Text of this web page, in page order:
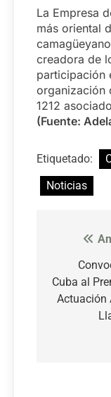
La Empresa
más oriental
creadora de
participación
organización
1212
(Fuente:
Etiquetado:
Noticias
Cuba al
Actuación